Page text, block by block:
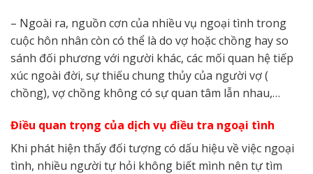
– Ngoài ra, nguồn cơn của nhiều vụ ngoại tình trong
cuộc hôn nhân còn có thể là do vợ hoặc chồng hay so
sánh đối phương với người khác, các mối quan hệ tiếp
xúc ngoài đời, sự thiếu chung thủy của người vợ (
chồng), vợ chồng không có sự quan tâm lẫn nhau,…
Điều quan trọng của dịch vụ điều tra ngoại tình
Khi phát hiện thấy đối tượng có dấu hiệu về việc ngoại
tình, nhiều người tự hỏi không biết mình nên tự tìm